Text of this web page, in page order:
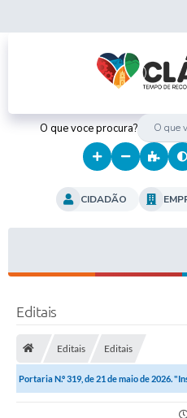
O que voce procura?
CIDADÃO
Editais
Editais Editais
Portaria N.º 319, de 21 de maio de 2026.